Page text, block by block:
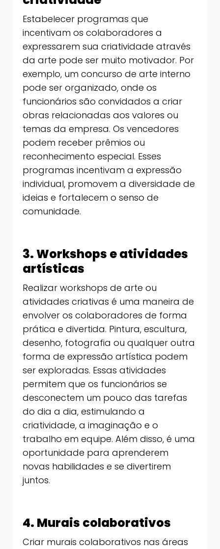
Estabelecer programas que
incentivam os colaboradores a
expressarem sua criatividade através
da arte pode ser muito motivador. Por
exemplo, um concurso de arte interno
pode ser organizado, onde os
funcionários são convidados a criar
obras relacionadas aos valores ou
temas da empresa. Os vencedores
podem receber prêmios ou
reconhecimento especial. Esses
programas incentivam a expressão
individual, promovem a diversidade de
ideias e fortalecem o senso de
comunidade.
3. Workshops e atividades
artísticas
Realizar workshops de arte ou
atividades criativas é uma maneira de
envolver os colaboradores de forma
prática e divertida. Pintura, escultura,
desenho, fotografia ou qualquer outra
forma de expressão artística podem
ser exploradas. Essas atividades
permitem que os funcionários se
desconectem um pouco das tarefas
do dia a dia, estimulando a
criatividade, a imaginação e o
trabalho em equipe. Além disso, é uma
oportunidade para aprenderem
novas habilidades e se divertirem
juntos.
4. Murais colaborativos
Criar murais colaborativos nas áreas